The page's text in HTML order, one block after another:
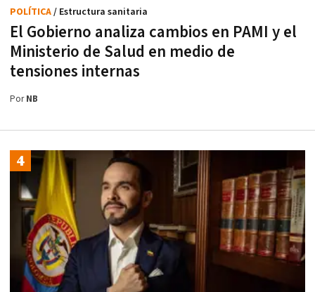
El Gobierno analiza cambios en PAMI y el
Ministerio de Salud en medio de
tensiones internas
POLÍTICA/ Estructura sanitaria
PorNB